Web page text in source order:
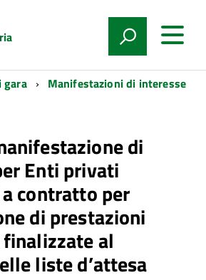
gara Manifestazioni di interesse
di
Enti privati
contratto per
di prestazioni
al
liste d’attesa